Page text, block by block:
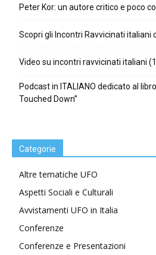
Peter Kor: un autore critico e poco
Scopri gli Incontri Ravvicinati italiani
Video su incontri ravvicinati italiani
Podcast in ITALIANO dedicato al
Touched Down”
Categorie
Altre tematiche UFO
Aspetti Sociali e Culturali
Avvistamenti UFO in Italia
Conferenze
Conferenze e Presentazioni